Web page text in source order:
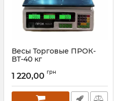
Весы Торговые ПРОК-
ВТ-40 кг
1 220,00 грн